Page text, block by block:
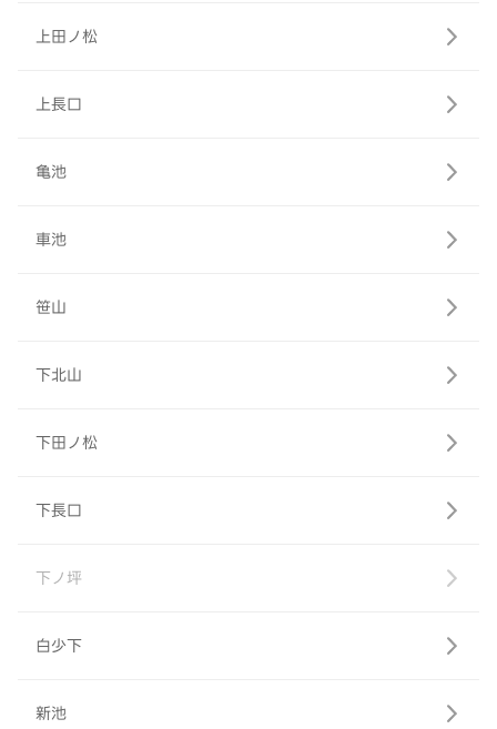
上田ノ松
上長口
亀池
車池
笹山
下北山
下田ノ松
下長口
下ノ坪
白少下
新池